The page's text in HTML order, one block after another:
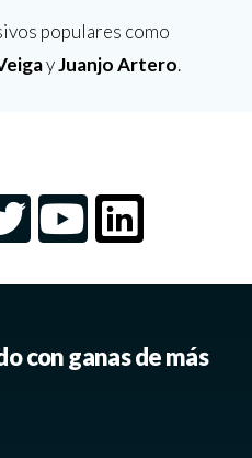
populares como
yJuanjo Artero.
con ganas de más